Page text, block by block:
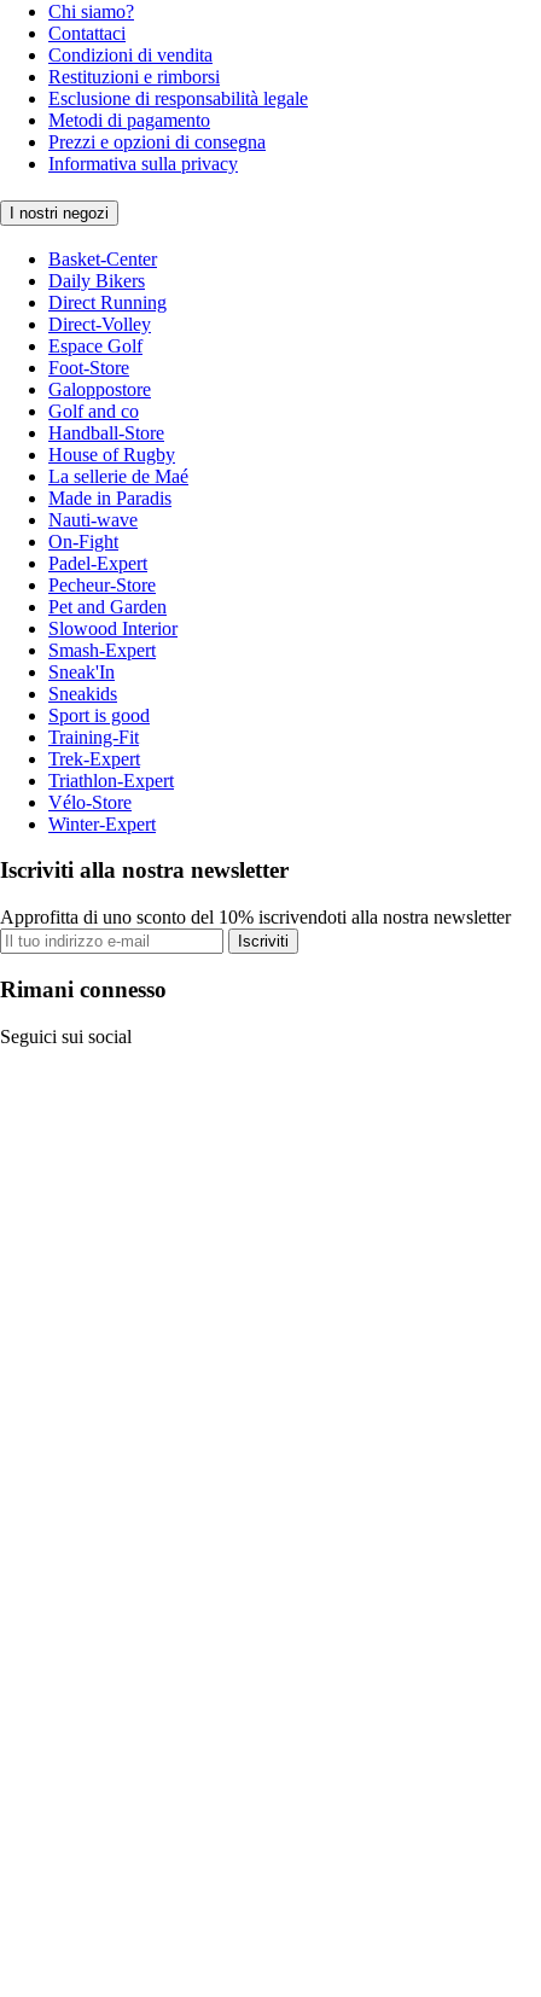
Chi siamo?
Contattaci
Condizioni di vendita
Restituzioni e rimborsi
Esclusione di responsabilità legale
Metodi di pagamento
Prezzi e opzioni di consegna
Informativa sulla privacy
I nostri negozi
Basket-Center
Daily Bikers
Direct Running
Direct-Volley
Espace Golf
Foot-Store
Galoppostore
Golf and co
Handball-Store
House of Rugby
La sellerie de Maé
Made in Paradis
Nauti-wave
On-Fight
Padel-Expert
Pecheur-Store
Pet and Garden
Slowood Interior
Smash-Expert
Sneak'In
Sneakids
Sport is good
Training-Fit
Trek-Expert
Triathlon-Expert
Vélo-Store
Winter-Expert
Iscriviti alla nostra newsletter
Approfitta di uno sconto del 10% iscrivendoti alla nostra newsletter
Iscriviti
Rimani connesso
Seguici sui social